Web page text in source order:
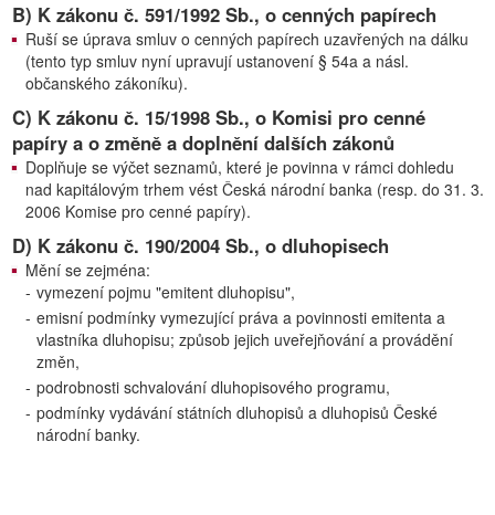
B) K zákonu č. 591/1992 Sb., o cenných papírech
Ruší se úprava smluv o cenných papírech uzavřených na dálku
(tento typ smluv nyní upravují ustanovení § 54a a násl.
občanského zákoníku).
C) K zákonu č. 15/1998 Sb., o Komisi pro cenné
papíry a o změně a doplnění dalších zákonů
Doplňuje se výčet seznamů, které je povinna v rámci dohledu
nad kapitálovým trhem vést Česká národní banka (resp. do 31. 3.
2006 Komise pro cenné papíry).
D) K zákonu č. 190/2004 Sb., o dluhopisech
Mění se zejména:
- vymezení pojmu "emitent dluhopisu",
- emisní podmínky vymezující práva a povinnosti emitenta a
vlastníka dluhopisu; způsob jejich uveřejňování a provádění
změn,
- podrobnosti schvalování dluhopisového programu,
- podmínky vydávání státních dluhopisů a dluhopisů České
národní banky.